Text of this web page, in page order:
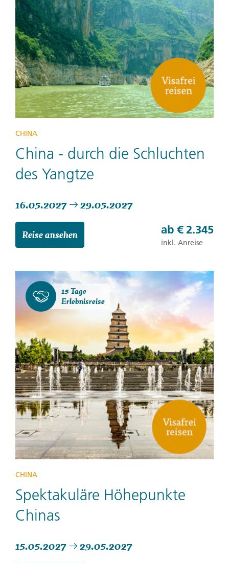
CHINA
China - durch die Schluchten
des Yangtze
16.05.2027 29.05.2027
Reise ansehen ab € 2.345
inkl. Anreise
15 Tage
Erlebnisreise
CHINA
Spektakuläre Höhepunkte
Chinas
15.05.2027 29.05.2027